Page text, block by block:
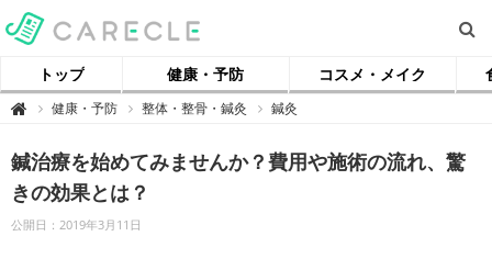
トップ 健康・予防 コスメ・メイク
 【
ル
】
健康・予防 整体・整骨・鍼灸 鍼灸
鍼治療を始めてみませんか？費用や施術の流れ、驚
きの効果とは？
公開日：2019年3月11日